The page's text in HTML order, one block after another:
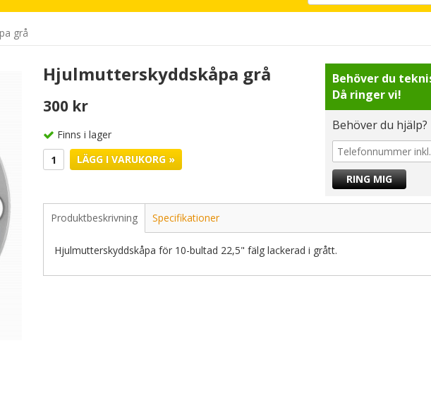
grå
Behöver du
Då ringer vi!
Behöver du hjälp?
Hjulmutterskyddskåpa grå
300 kr
Finns i lager
LÄGG I VARUKORG »
Produktbeskrivning Specifikationer
Hjulmutterskyddskåpa för 10-bultad 22,5" fälg lackerad i grått.